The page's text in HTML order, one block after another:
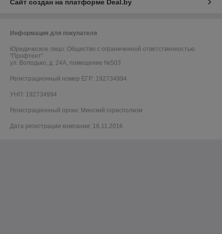
Сайт создан на платформе Deal.by
Информация для покупателя
Юридическое лицо: Общество с ограниченной ответственностью
"Профтент"
ул. Володько, д. 24А, помещение №503
Регистрационный номер ЕГР: 192734994
УНП: 192734994
Регистрационный орган: Минский горисполком
Дата регистрации компании: 16.11.2016